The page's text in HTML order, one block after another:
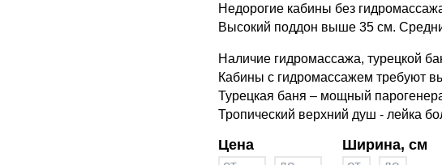
Недорогие кабины без
Высокий поддон выше 35 см.
Наличие гидромассажа, турецкой
Кабины с гидромассажем требуют
Турецкая баня – мощный
Тропический верхний душ - лейка
Цена Ширина, см